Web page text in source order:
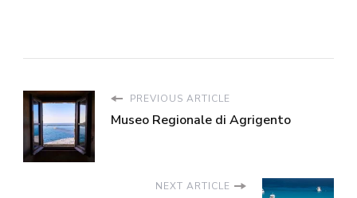
PREVIOUS ARTICLE
Museo Regionale di Agrigento
NEXT ARTICLE